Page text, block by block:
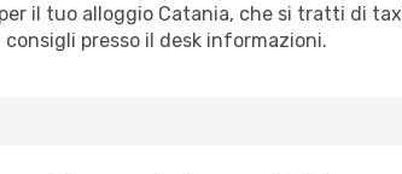
il tuo alloggio Catania, che si tratti di
presso il desk informazioni.